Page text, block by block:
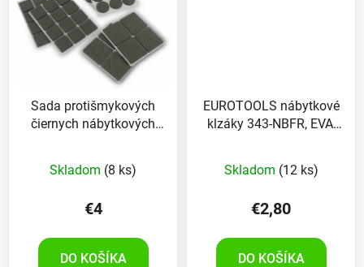
Sada protišmykových
čiernych nábytkových
Skladom (8 ks)
€4
DO KOŠÍKA
EUROTOOLS nábytkové
klzáky 343-NBFR, EVA,
Skladom (12 ks)
€2,80
DO KOŠÍKA